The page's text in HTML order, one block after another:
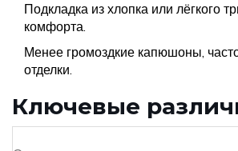
Подкладка из хлопка или лёгкого
комфорта.
Менее громоздкие капюшоны,
отделки.
Ключевые